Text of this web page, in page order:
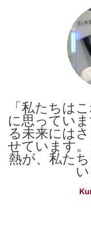
「私たちは
に思ってい
る未来には
せています
熱が、私た